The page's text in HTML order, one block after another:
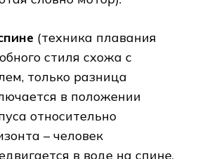
(техника плавания
стиля схожа с
только разница
в положении
относительно
– человек
в воде на спине,